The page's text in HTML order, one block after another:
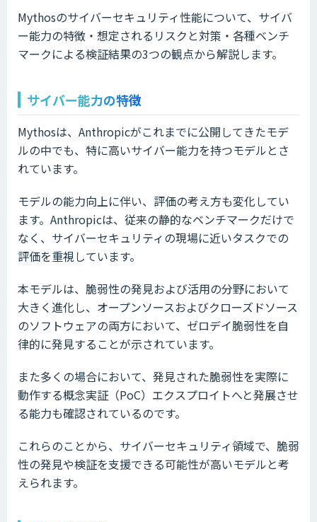
Mythosのサイバーセキュリティ性能について、サイバ
ー能力の特徴・想定されるリスクと対策・各種ベンチ
マークによる検証結果の3つの観点から解説します。
サイバー能力の特徴
Mythosは、Anthropicがこれまでに公開してきたモデ
ルの中でも、特に高いサイバー能力を持つモデルとさ
れています。
モデルの能力向上に伴い、評価の考え方も変化してい
ます。Anthropicは、従来の静的なベンチマークだけで
なく、サイバーセキュリティの現場に近いタスクでの
評価を重視しています。
本モデルは、脆弱性の発見および活用の分野において
大きく進化し、オープンソースおよびクローズドソース
のソフトウェアの両方において、ゼロデイ脆弱性を自
律的に発見することが示されています。
また多くの場合において、発見された脆弱性を実際に
動作する概念実証（PoC）エクスプロイトへと発展させ
る能力も確認されているのです。
これらのことから、サイバーセキュリティ領域で、脆弱
性の発見や検証を支援できる可能性が高いモデルと考
えられます。